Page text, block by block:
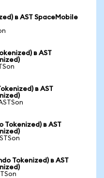
в AST SpaceMobile
в AST
в AST
Tokenized) в AST
Tokenized) в AST